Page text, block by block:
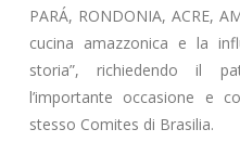
PARÁ, RONDONIA, ACRE,
cucina amazzonica e la
storia”, richiedendo il
l’importante occasione e
stesso Comites di Brasilia.